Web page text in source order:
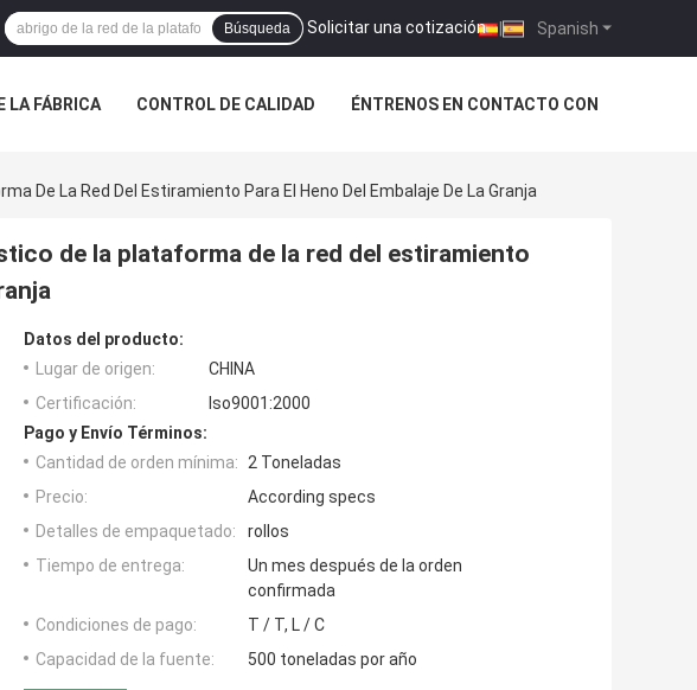
Spanish
Solicitar una cotización |
Búsqueda
LA FÁBRICA CONTROL DE CALIDAD ÉNTRENOS EN CONTACTO CON
De La Red Del Estiramiento Para El Heno Del Embalaje De La Granja
de la plataforma de la red del estiramiento
Datos del producto:
Lugar de origen:
CHINA
Certificación:
Iso9001:2000
Pago y Envío Términos:
Cantidad de orden mínima: 2 Toneladas
Precio:
According specs
Detalles de empaquetado:
rollos
Tiempo de entrega:
Un mes después de la orden
confirmada
Condiciones de pago:
T / T, L / C
Capacidad de la fuente:
500 toneladas por año